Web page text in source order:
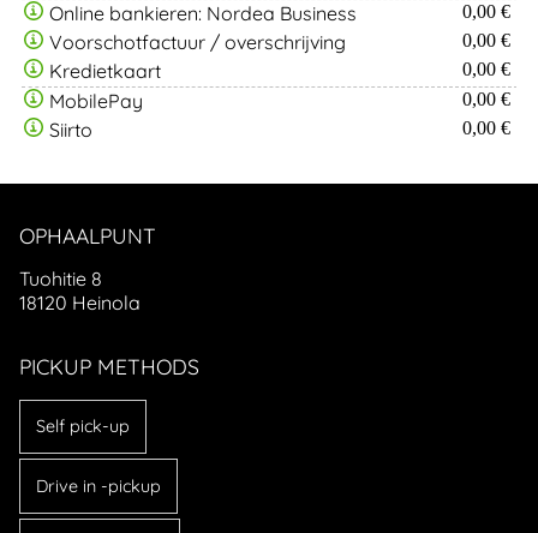
Online bankieren: Nordea Business 0,00 €
Voorschotfactuur / overschrijving 0,00 €
Kredietkaart 0,00 €
MobilePay 0,00 €
Siirto 0,00 €
OPHAALPUNT
Tuohitie 8
18120 Heinola
PICKUP METHODS
Self pick-up
Drive in -pickup